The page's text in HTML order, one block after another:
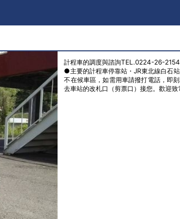
計程車的調度與諮詢TEL.0224-26-2154
●主要的計程車停靠站・JR東北線白石
不在候車區，如需用車請撥打電話，即
去車站的改札口（剪票口）接您。歡迎致